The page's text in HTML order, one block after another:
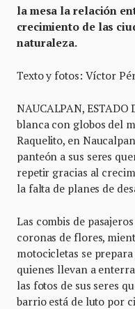
la mesa la relación
crecimiento de las
naturaleza.
Texto y fotos: Víctor
NAUCALPAN, ESTADO
blanca con globos del
Raquelito, en
panteón a sus seres
repetir gracias al
la falta de planes de
Las combis de
coronas de flores,
motocicletas se
quienes llevan a
las fotos de sus seres
barrio está de luto por